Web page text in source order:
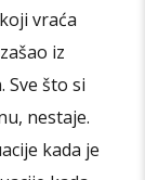
vraća
iz
Sve što si
nestaje.
kada je